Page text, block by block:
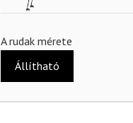
A rudak mérete
Állítható